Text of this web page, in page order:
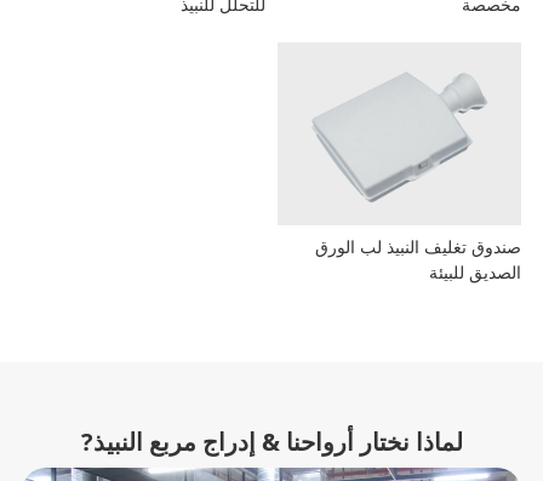
للتحلل للنبيذ
تغليف النبيذ لب الورق
للبيئة
لماذا نختار أرواحنا & إدراج مربع النبيذ?